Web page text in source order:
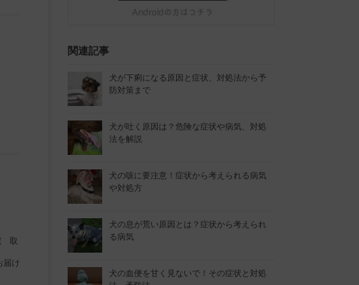
取
届け
関連記事
犬が下痢になる原因と症状、対処法から予
防対策まで
犬が吐く原因は？危険な症状や病気、対処
法を解説
犬の咳に要注意！症状から考えられる病気
や対処方
犬の息が荒い原因とは？症状から考えられ
る病気
犬の血便を甘く見ないで！その症状と対処